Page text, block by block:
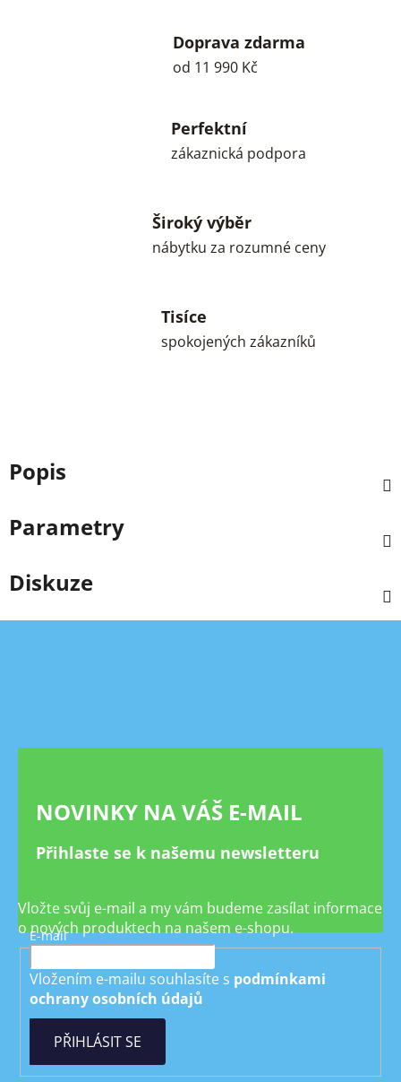
Doprava zdarma
od 11 990 Kč
Perfektní
zákaznická podpora
Široký výběr
nábytku za rozumné ceny
Tisíce
spokojených zákazníků
Popis
Parametry
Diskuze
Z
NOVINKY NA VÁŠ E-MAIL
Přihlaste se k našemu newsletteru
Vložte svůj e-mail a my vám budeme zasílat informace
o nových produktech na našem e-shopu.
E-mail
Vložením e-mailu souhlasíte s podmínkami
ochrany osobních údajů
PŘIHLÁSIT SE